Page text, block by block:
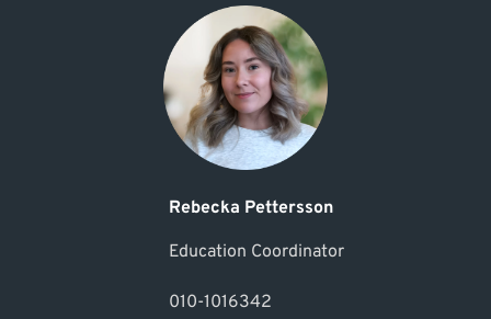
Rebecka Pettersson
Education Coordinator
010-1016342